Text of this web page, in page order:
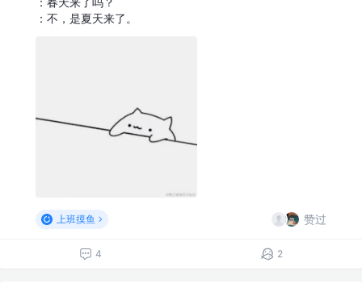
：不，是夏天来了。
上班摸鱼 赞过
4 2